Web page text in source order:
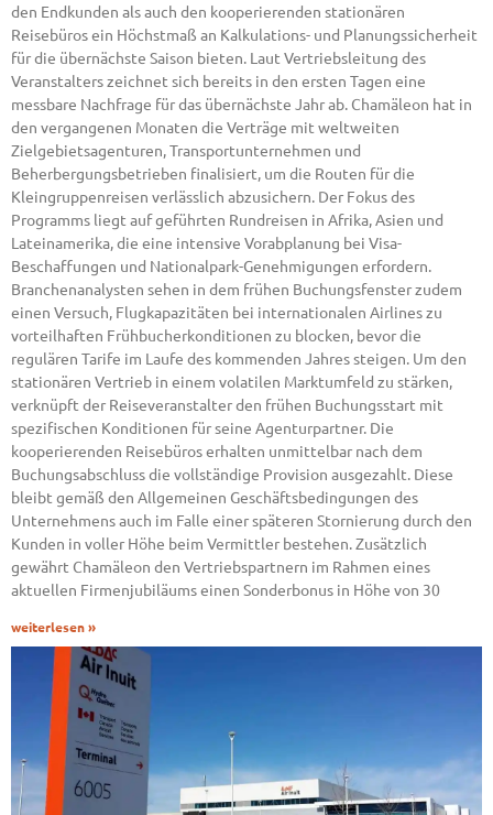
den Endkunden als auch den kooperierenden stationären
Reisebüros ein Höchstmaß an Kalkulations- und Planungssicherheit
für die übernächste Saison bieten. Laut Vertriebsleitung des
Veranstalters zeichnet sich bereits in den ersten Tagen eine
messbare Nachfrage für das übernächste Jahr ab. Chamäleon hat in
den vergangenen Monaten die Verträge mit weltweiten
Zielgebietsagenturen, Transportunternehmen und
Beherbergungsbetrieben finalisiert, um die Routen für die
Kleingruppenreisen verlässlich abzusichern. Der Fokus des
Programms liegt auf geführten Rundreisen in Afrika, Asien und
Lateinamerika, die eine intensive Vorabplanung bei Visa-
Beschaffungen und Nationalpark-Genehmigungen erfordern.
Branchenanalysten sehen in dem frühen Buchungsfenster zudem
einen Versuch, Flugkapazitäten bei internationalen Airlines zu
vorteilhaften Frühbucherkonditionen zu blocken, bevor die
regulären Tarife im Laufe des kommenden Jahres steigen. Um den
stationären Vertrieb in einem volatilen Marktumfeld zu stärken,
verknüpft der Reiseveranstalter den frühen Buchungsstart mit
spezifischen Konditionen für seine Agenturpartner. Die
kooperierenden Reisebüros erhalten unmittelbar nach dem
Buchungsabschluss die vollständige Provision ausgezahlt. Diese
bleibt gemäß den Allgemeinen Geschäftsbedingungen des
Unternehmens auch im Falle einer späteren Stornierung durch den
Kunden in voller Höhe beim Vermittler bestehen. Zusätzlich
gewährt Chamäleon den Vertriebspartnern im Rahmen eines
aktuellen Firmenjubiläums einen Sonderbonus in Höhe von 30
weiterlesen »